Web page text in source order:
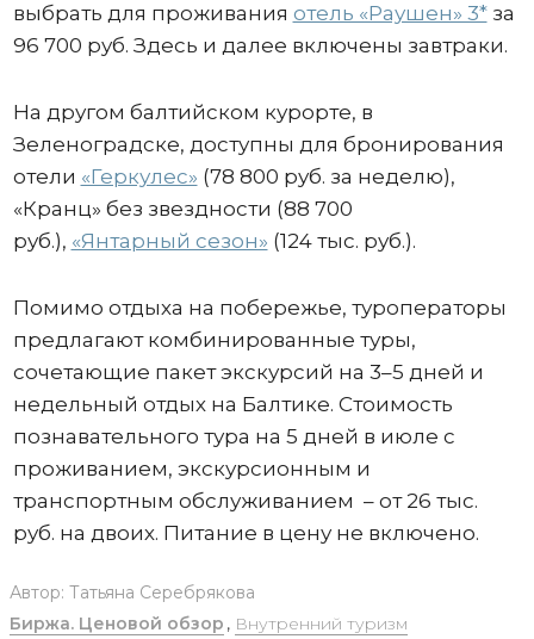
выбрать для проживания отель «Раушен» 3*за
96 700 руб. Здесь и далее включены завтраки.
На другом балтийском курорте, в
Зеленоградске, доступны для бронирования
отели «Геркулес» (78 800 руб. за неделю),
«Кранц» без звездности (88 700
руб.), «Янтарный сезон» (124 тыс. руб.).
Помимо отдыха на побережье, туроператоры
предлагают комбинированные туры,
сочетающие пакет экскурсий на 3–5 дней и
недельный отдых на Балтике. Стоимость
познавательного тура на 5 дней в июле с
проживанием, экскурсионным и
транспортным обслуживанием – от 26 тыс.
руб. на двоих. Питание в цену не включено.
Автор: Татьяна Серебрякова
Биржа. Ценовой обзор , Внутренний туризм